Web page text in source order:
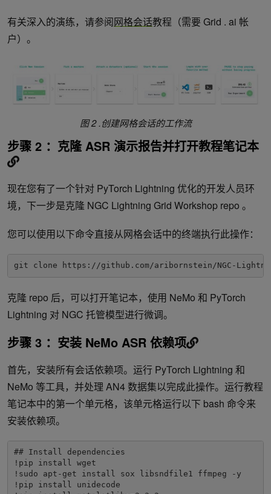
有关深入的演练，请参阅网格会话教程（需要 Grid . ai 帐
户）。
图 2 .创建网格会话的工作流
步骤 2 ：克隆 ASR 演示报告并打开教程笔记本
现在您有了一个针对 PyTorch Lightning 优化的开发人员环
境，下一步是克隆 NGC Lightning Grid Workshop repo 。
您可以使用以下命令直接从网格会话中的终端执行此操作：
git clone https://github.com/aribornstein/NGC-
克隆 repo 后，可以打开笔记本，使用 NeMo 和 PyTorch
Lightning 对 NGC 托管模型进行微调。
步骤 3 ：安装 NeMo ASR 依赖项
首先，安装所有会话依赖项。运行 PyTorch Lightning 和
NeMo 等工具，并处理 AN4 数据集以完成此操作。运行教程
笔记本中的第一个单元格，该单元格运行以下 bash 命令来
安装依赖项。
## Install dependencies
!pip install wget
!sudo apt-get install sox libsndfile1 ffmpeg -y
!pip install unidecode